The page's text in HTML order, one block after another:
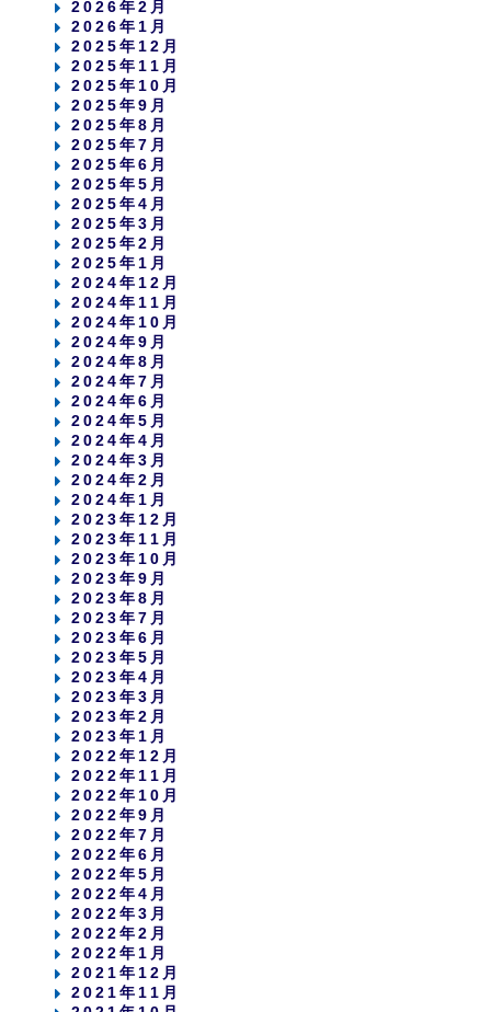
2026年2月
2026年1月
2025年12月
2025年11月
2025年10月
2025年9月
2025年8月
2025年7月
2025年6月
2025年5月
2025年4月
2025年3月
2025年2月
2025年1月
2024年12月
2024年11月
2024年10月
2024年9月
2024年8月
2024年7月
2024年6月
2024年5月
2024年4月
2024年3月
2024年2月
2024年1月
2023年12月
2023年11月
2023年10月
2023年9月
2023年8月
2023年7月
2023年6月
2023年5月
2023年4月
2023年3月
2023年2月
2023年1月
2022年12月
2022年11月
2022年10月
2022年9月
2022年7月
2022年6月
2022年5月
2022年4月
2022年3月
2022年2月
2022年1月
2021年12月
2021年11月